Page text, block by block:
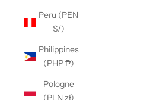
Peru (PEN
S/)
Philippines
(PHP ₱)
Pologne
(PLN zł)